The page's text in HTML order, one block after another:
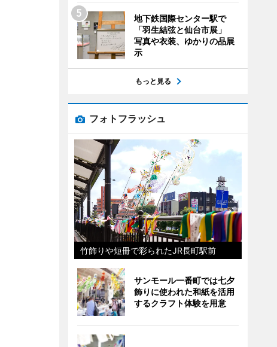
地下鉄国際センター駅で
「羽生結弦と仙台市展」
写真や衣装、ゆかりの品展
示
もっと見る
フォトフラッシュ
竹飾りや短冊で彩られたJR長町駅前
サンモール一番町では七夕
飾りに使われた和紙を活用
するクラフト体験を用意